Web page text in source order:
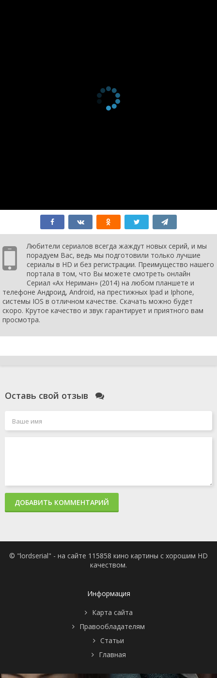
Любители сериалов всегда жаждут новых серий, и мы
порадуем Вас, ведь мы подготовили только лучшие
сериалы в HD и без регистрации. Преимущество нашего
портала в том, что Вы можете смотреть онлайн
Сериал «Ах Нериман» (2014) на любом планшете и
телефоне Андроид, Android, на престижных Ipad и Iphone,
системы IOS в отличном качестве. Скачать можно будет
скоро. Крутое качество и звук гарантирует и приятного вам
просмотра.
Оставь свой отзыв
ДОБАВИТЬ КОММЕНТАРИЙ
© "lordserial" - на сайте 115858 кино картины с хорошим HD
качеством.
Информация
Карта сайта
Правообладателям
Статьи
Главная